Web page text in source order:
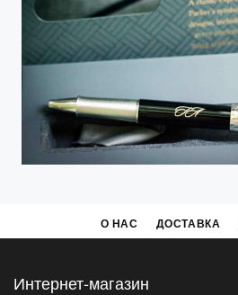
О НАС ДОСТАВКА
Интернет-магазин